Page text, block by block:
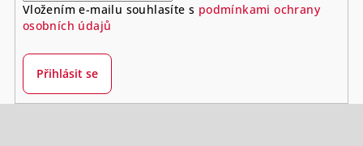
Vložením e-mailu souhlasíte s podmínkami ochrany
osobních údajů
Přihlásit se